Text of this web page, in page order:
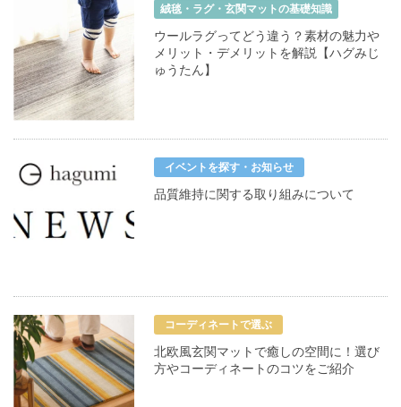
絨毯・ラグ・玄関マットの基礎知識
ウールラグってどう違う？素材の魅力や
メリット・デメリットを解説【ハグみじ
ゅうたん】
イベントを探す・お知らせ
品質維持に関する取り組みについて
コーディネートで選ぶ
北欧風玄関マットで癒しの空間に！選び
方やコーディネートのコツをご紹介